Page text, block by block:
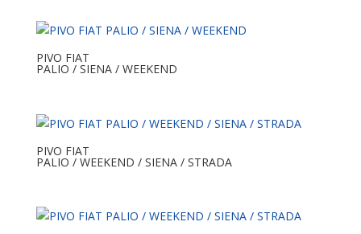
PIVO FIAT
PALIO / SIENA / WEEKEND
PIVO FIAT
PALIO / WEEKEND / SIENA / STRADA